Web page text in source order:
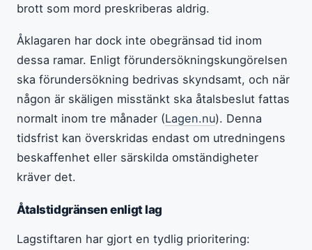
brott som mord preskriberas aldrig.
Åklagaren har dock inte obegränsad tid inom
dessa ramar. Enligt förundersökningskungörelsen
ska förundersökning bedrivas skyndsamt, och när
någon är skäligen misstänkt ska åtalsbeslut fattas
normalt inom tre månader (Lagen.nu). Denna
tidsfrist kan överskridas endast om utredningens
beskaffenhet eller särskilda omständigheter
kräver det.
Åtalstidgränsen enligt lag
Lagstiftaren har gjort en tydlig prioritering: